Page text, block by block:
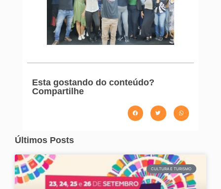
Esta gostando do conteúdo?
Compartilhe
Últimos Posts
CULTURA E TURISMO